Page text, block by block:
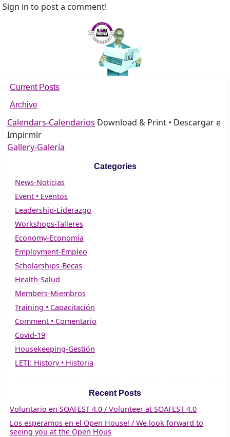
Sign in to post a comment!
Current Posts
Archive
Calendars-Calendarios Download & Print • Descargar e
Impirmir
Gallery-Galería
Categories
News-Noticias
Event • Eventos
Leadership-Liderazgo
Workshops-Talleres
Economy-Economía
Employment-Empleo
Scholarships-Becas
Health-Salud
Members-Miembros
Training • Capacitación
Comment • Comentario
Covid-19
Housekeeping-Gestión
LETI: History • Historia
Recent Posts
Voluntario en SOAFEST 4.0 / Volunteer at SOAFEST 4.0
Los esperamos en el Open House! / We look forward to
seeing you at the Open Hous